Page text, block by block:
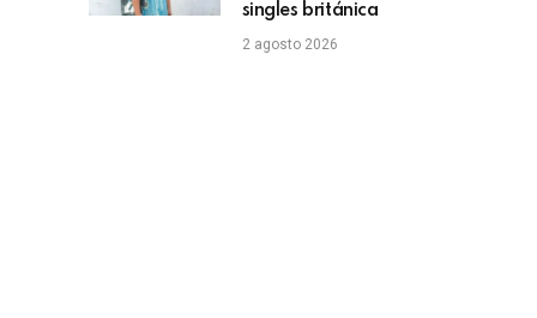
singles británica
2 agosto 2026